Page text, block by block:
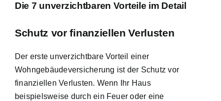
Die 7 unverzichtbaren Vorteile im Detail
Schutz vor finanziellen Verlusten
Der erste unverzichtbare Vorteil einer
Wohngebäudeversicherung ist der Schutz vor
finanziellen Verlusten. Wenn Ihr Haus
beispielsweise durch ein Feuer oder eine